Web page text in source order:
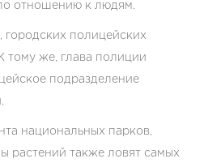
отношению к людям.
городских полицейских
тому же, глава полиции
подразделение
национальных парков,
растений также ловят самых